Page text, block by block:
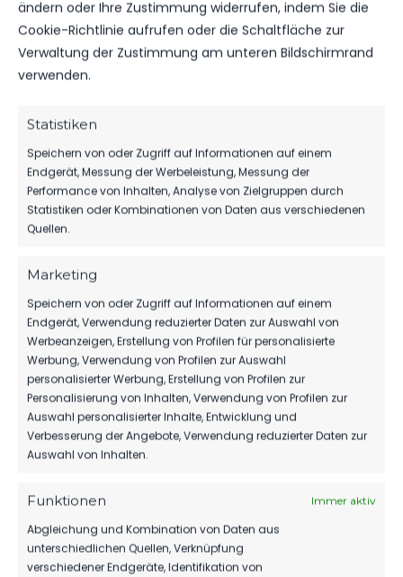
ändern oder Ihre Zustimmung widerrufen, indem Sie die
Cookie-Richtlinie aufrufen oder die Schaltfläche zur
Verwaltung der Zustimmung am unteren Bildschirmrand
verwenden.
Statistiken
Speichern von oder Zugriff auf Informationen auf einem
Endgerät, Messung der Werbeleistung, Messung der
Performance von Inhalten, Analyse von Zielgruppen durch
Statistiken oder Kombinationen von Daten aus verschiedenen
Quellen.
Marketing
Speichern von oder Zugriff auf Informationen auf einem
Endgerät, Verwendung reduzierter Daten zur Auswahl von
Werbeanzeigen, Erstellung von Profilen für personalisierte
Werbung, Verwendung von Profilen zur Auswahl
personalisierter Werbung, Erstellung von Profilen zur
Personalisierung von Inhalten, Verwendung von Profilen zur
Auswahl personalisierter Inhalte, Entwicklung und
Verbesserung der Angebote, Verwendung reduzierter Daten zur
Auswahl von Inhalten.
Funktionen Immer aktiv
Abgleichung und Kombination von Daten aus
unterschiedlichen Quellen, Verknüpfung
verschiedener Endgeräte, Identifikation von
WEITERE MELDUNGEN
DAS KÖNNTE DICH
1.MÄNNER
HERBER DÄMPFER AUF DEM WEG ZUM
KLASSENERHALT
1.MÄNNER
WIR VERPFLICHTEN TILL JACOBI!
31. Juli 2026 149
SPONSOREN
REST GMBH WEITER AN DER SEITE
UNSERES FSV 63!
27. Juli 2026 112